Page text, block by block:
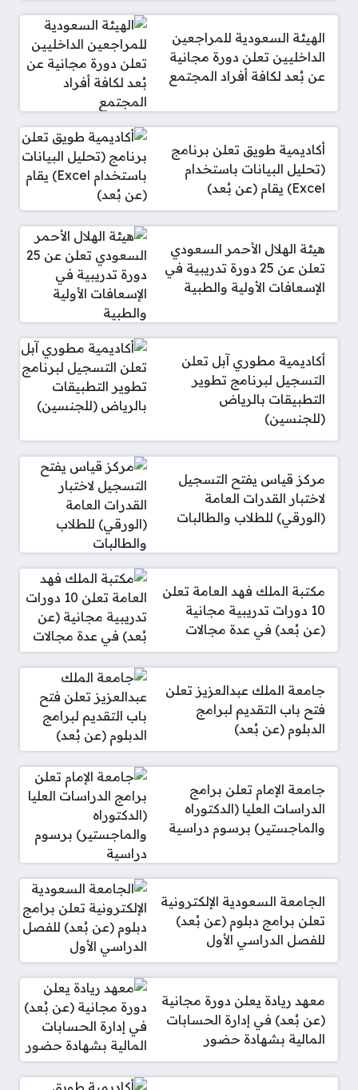
الهيئة السعودية للمراجعين
الداخليين تعلن دورة مجانية
عن بُعد لكافة أفراد المجتمع
أكاديمية طويق تعلن برنامج
(تحليل البيانات باستخدام
Excel) يقام (عن بُعد)
هيئة الهلال الأحمر السعودي
تعلن عن 25 دورة تدريبية في
الإسعافات الأولية والطبية
أكاديمية مطوري آبل تعلن
التسجيل لبرنامج تطوير
التطبيقات بالرياض
(للجنسين)
مركز قياس يفتح التسجيل
لاختبار القدرات العامة
(الورقي) للطلاب والطالبات
مكتبة الملك فهد العامة تعلن
10 دورات تدريبية مجانية
(عن بُعد) في عدة مجالات
جامعة الملك عبدالعزيز تعلن
فتح باب التقديم لبرامج
الدبلوم (عن بُعد)
جامعة الإمام تعلن برامج
الدراسات العليا (الدكتوراه
والماجستير) برسوم دراسية
الجامعة السعودية الإلكترونية
تعلن برامج دبلوم (عن بُعد)
للفصل الدراسي الأول
معهد ريادة يعلن دورة مجانية
(عن بُعد) في إدارة الحسابات
المالية بشهادة حضور